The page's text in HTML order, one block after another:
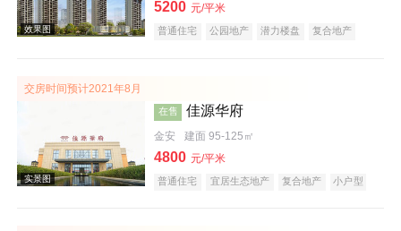
5200 元/平米
普通住宅 公园地产 潜力楼盘
复合地产
交房时间预计2021年8月
在售 佳源华府
金安 建面 95-125㎡
4800 元/平米
普通住宅 宜居生态地产 复合地产
小户型